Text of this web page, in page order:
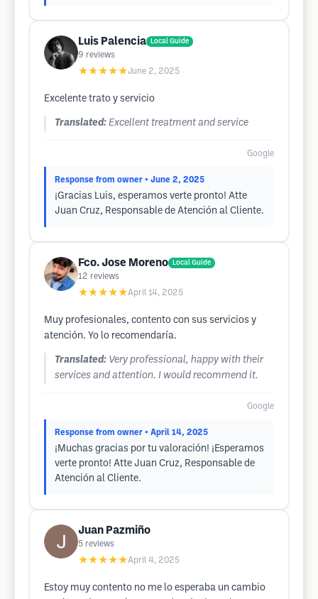
Luis Palencia Local Guide
9 reviews
★★★★★June 2, 2025
Excelente trato y servicio
Translated: Excellent treatment and service
Google
Response from owner • June 2, 2025
¡Gracias Luis, esperamos verte pronto! Atte
Juan Cruz, Responsable de Atención al Cliente.
Fco. Jose Moreno Local Guide
12 reviews
★★★★★April 14, 2025
Muy profesionales, contento con sus servicios y
atención. Yo lo recomendaría.
Translated: Very professional, happy with their
services and attention. I would recommend it.
Google
Response from owner • April 14, 2025
¡Muchas gracias por tu valoración! ¡Esperamos
verte pronto! Atte Juan Cruz, Responsable de
Atención al Cliente.
Juan Pazmiño
5 reviews
★★★★★April 4, 2025
Estoy muy contento no me lo esperaba un cambio